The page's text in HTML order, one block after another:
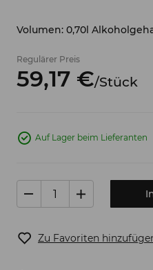
Volumen: 0,70l
Regulärer Preis
59,17 €/Stück
Auf Lager beim Lieferanten
Zu Favoriten